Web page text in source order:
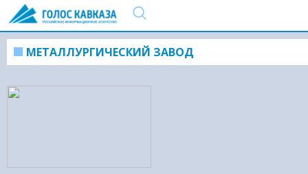
МЕТАЛЛУРГИЧЕСКИЙ ЗАВОД